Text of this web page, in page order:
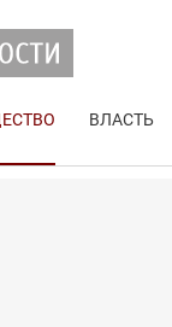
ВЛАСТЬ